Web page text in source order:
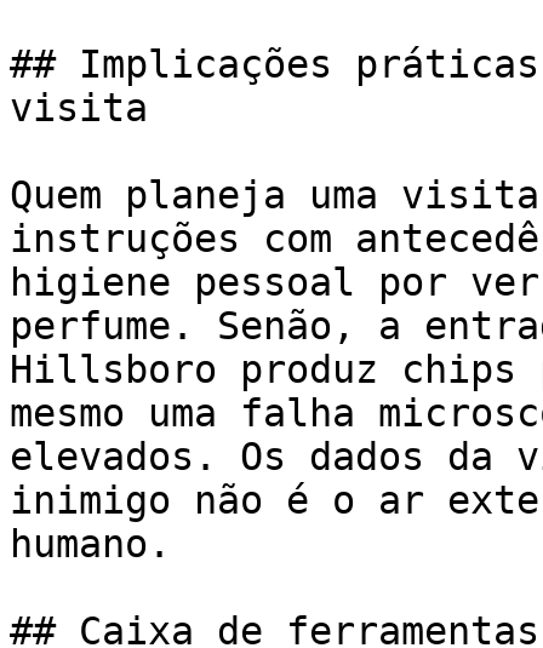
## Implicações
visita
Quem planeja uma
instruções com
higiene pessoal por
perfume. Senão, a
Hillsboro produz chips
mesmo uma falha
elevados. Os dados da
inimigo não é o ar
humano.
## Caixa de